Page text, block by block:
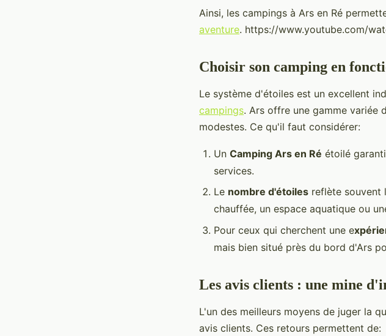
Ainsi, les campings à Ars en Ré
aventure. https://www.youtube.com/
Choisir son camping en
Le système d'étoiles est un excellent
campings. Ars offre une gamme variée
modestes. Ce qu'il faut considérer:
Un Camping Ars en Ré étoilé
services.
Le nombre d'étoiles reflète souvent
chauffée, un espace aquatique ou
Pour ceux qui cherchent une e
mais bien situé près du bord d'Ars
Les avis clients : une mine
L'un des meilleurs moyens de juger la
avis clients. Ces retours permettent de: